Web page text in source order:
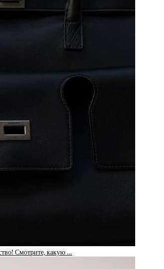
Смотрите, какую …